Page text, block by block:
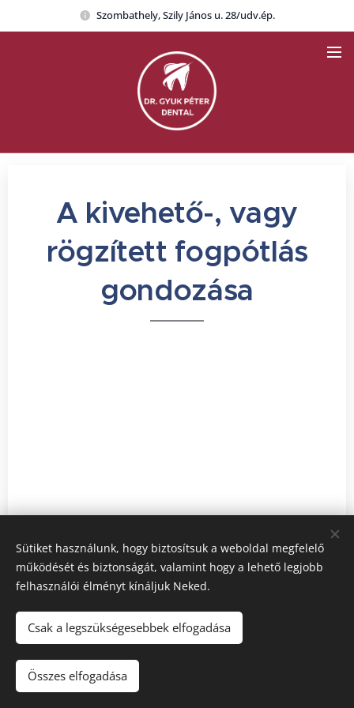
Szombathely, Szily János u. 28/udv.ép.
A kivehető-, vagy
rögzített fogpótlás
gondozása
2023 GYUK PÉTER DENTAL
A weboldalt Gyuk Domonkos készítette.
Sütiket használunk, hogy biztosítsuk a weboldal megfelelő
működését és biztonságát, valamint hogy a lehető legjobb
felhasználói élményt kínáljuk Neked.
Csak a legszükségesebbek elfogadása
Összes elfogadása